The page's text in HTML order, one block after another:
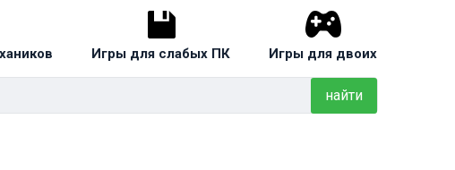
Игры для слабых ПК Игры для двоих
найти